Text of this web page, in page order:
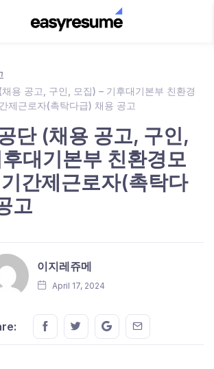
용 공고, 구인, 모집) – 기후대기본부 친환경
제근로자(촉탁다급) 채용 공고
단 (채용 공고, 구인,
대기본부 친환경모
간제근로자(촉탁다
고
이지레쥬메
April 17, 2024
Share this on FaceBook
Share this on Twitter
Share this on GMail
Share this on